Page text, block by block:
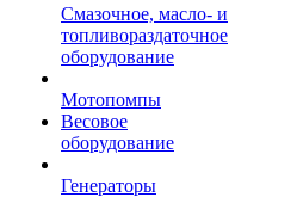
Смазочное, масло- и
топливораздаточное
оборудование
Мотопомпы
Весовое
оборудование
Генераторы